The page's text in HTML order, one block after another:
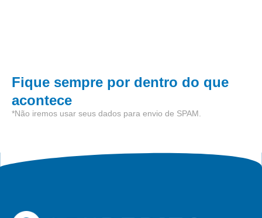
Fique sempre por dentro do que
acontece
*Não iremos usar seus dados para envio de SPAM.